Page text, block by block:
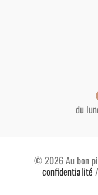
du
© 2026 Au bon
confidentialité /